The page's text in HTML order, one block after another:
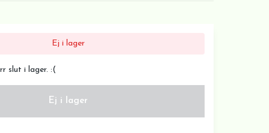
Ej i lager
slut i lager. :(
Ej i lager